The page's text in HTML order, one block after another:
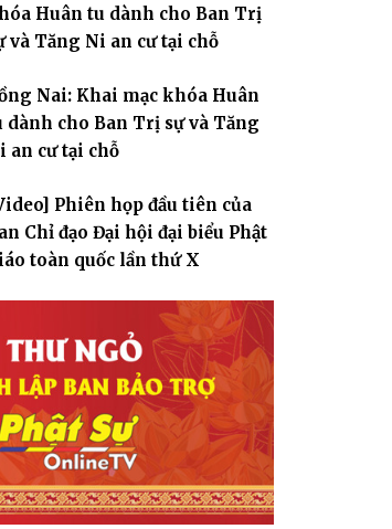
Nghị định quy định chi tiết một số
tổ chức
Huân tu dành cho Ban Trị
và Tăng Ni an cư tại chỗ
Nai: Khai mạc khóa Huân
dành cho Ban Trị sự và Tăng
an cư tại chỗ
Phiên họp đầu tiên của
Chỉ đạo Đại hội đại biểu Phật
toàn quốc lần thứ X